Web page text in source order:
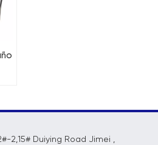
2,15# Duiying Road Jimei ,